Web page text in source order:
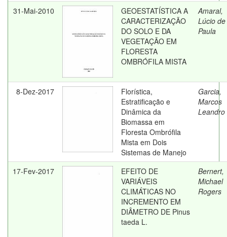
31-Mai-2010
GEOESTATÍSTICA A
CARACTERIZAÇÃO
DO SOLO E DA
VEGETAÇÃO EM
FLORESTA
OMBRÓFILA MISTA
Amaral,
Lúcio de
Paula
8-Dez-2017
Florística,
Estratificação e
Dinâmica da
Biomassa em
Floresta Ombrófila
Mista em Dois
Sistemas de Manejo
Garcia,
Marcos
Leandro
17-Fev-2017
EFEITO DE
VARIÁVEIS
CLIMÁTICAS NO
INCREMENTO EM
DIÂMETRO DE Pinus
taeda L.
Bernert,
Michael
Rogers